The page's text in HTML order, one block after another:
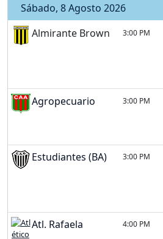
Sábado, 8 Agosto 2026
Almirante Brown
3:00 PM
Agropecuario 3:00 PM
Estudiantes (BA) 3:00 PM
Atl. Rafaela 4:00 PM